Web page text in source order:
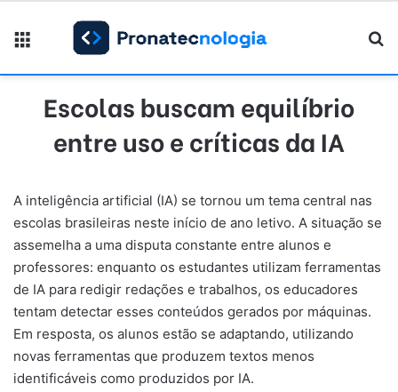
Escolas buscam equilíbrio
entre uso e críticas da IA
A inteligência artificial (IA) se tornou um tema central nas
escolas brasileiras neste início de ano letivo. A situação se
assemelha a uma disputa constante entre alunos e
professores: enquanto os estudantes utilizam ferramentas
de IA para redigir redações e trabalhos, os educadores
tentam detectar esses conteúdos gerados por máquinas.
Em resposta, os alunos estão se adaptando, utilizando
novas ferramentas que produzem textos menos
identificáveis como produzidos por IA.